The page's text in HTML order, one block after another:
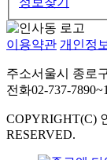
이용약관 개인정
주소서울시 종로
전화02-737-7890~1
COPYRIGHT(C)
RESERVED.